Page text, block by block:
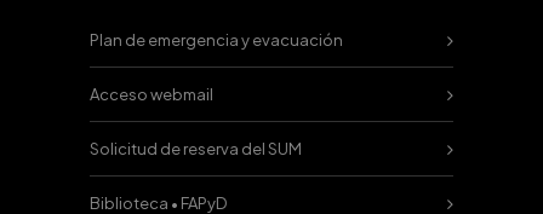
Plan de emergencia y evacuación
Acceso webmail
Solicitud de reserva del SUM
Biblioteca • FAPyD